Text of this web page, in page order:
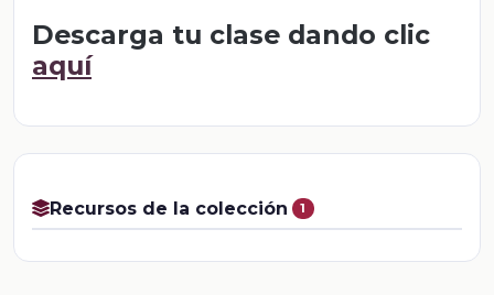
Descarga tu clase dando clic
aquí
Recursos de la colección 1